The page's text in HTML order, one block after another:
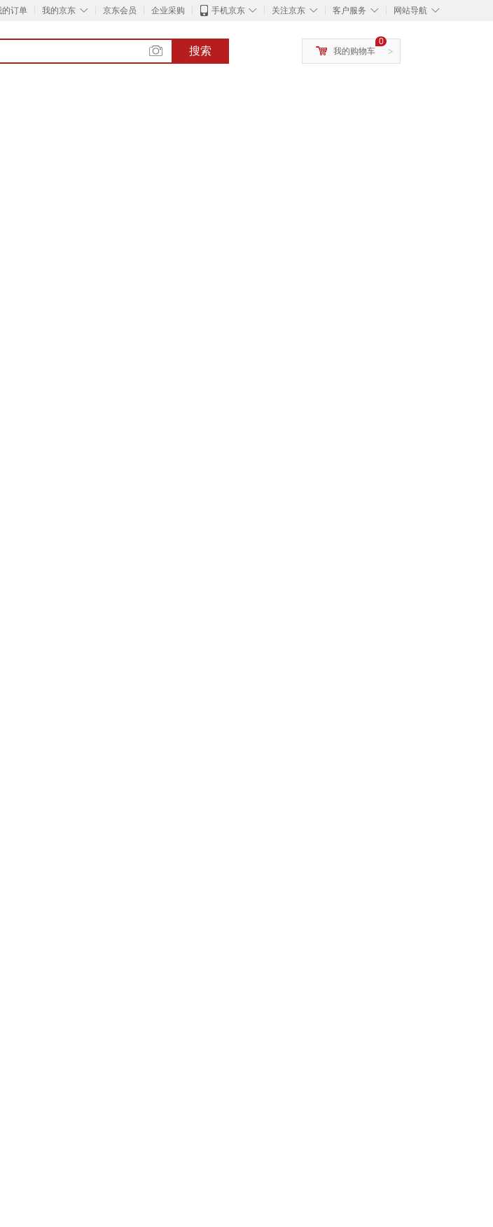
的订单 ◇
我的京东 京东会员 企业采购 ◇
手机京东 ◇
关注京东 ◇
客户服务 ◇
网站导航
搜索 >
0
我的购物车